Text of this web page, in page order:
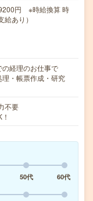
円 ※時給換算 時
あり）
の経理のお仕事で
・帳票作成・研究
不要
50代
60代